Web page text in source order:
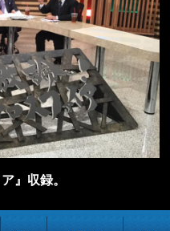
』収録。